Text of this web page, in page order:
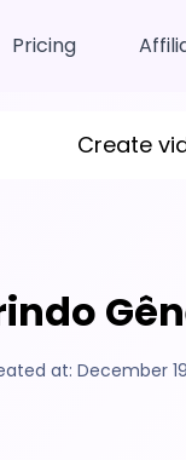
Pricing
Create
at: December